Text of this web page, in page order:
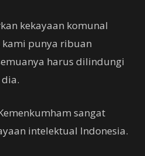
kekayaan komunal
kami punya ribuan
harus dilindungi
sangat
intelektual Indonesia.